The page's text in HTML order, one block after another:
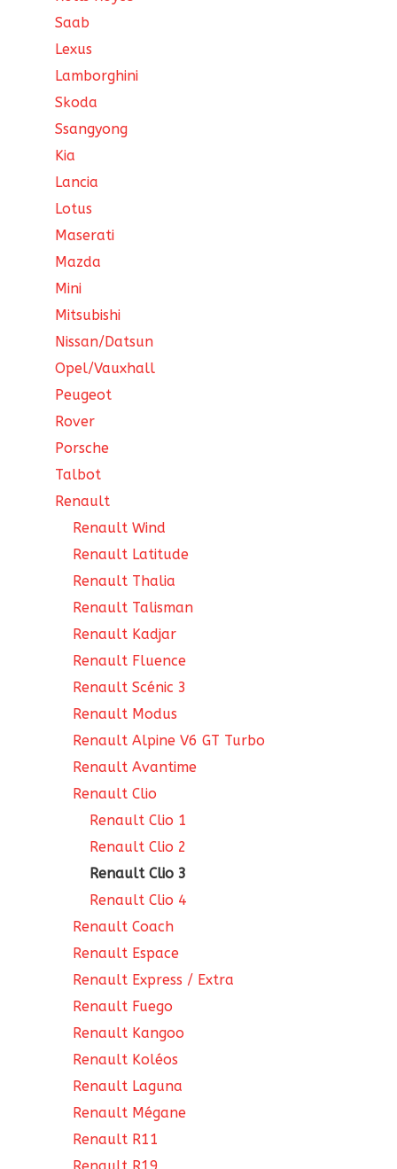
Saab
Lexus
Lamborghini
Skoda
Ssangyong
Kia
Lancia
Lotus
Maserati
Mazda
Mini
Mitsubishi
Nissan/Datsun
Opel/Vauxhall
Peugeot
Rover
Porsche
Talbot
Renault
Renault Wind
Renault Latitude
Renault Thalia
Renault Talisman
Renault Kadjar
Renault Fluence
Renault Scénic 3
Renault Modus
Renault Alpine V6 GT Turbo
Renault Avantime
Renault Clio
Renault Clio 1
Renault Clio 2
Renault Clio 3
Renault Clio 4
Renault Coach
Renault Espace
Renault Express / Extra
Renault Fuego
Renault Kangoo
Renault Koléos
Renault Laguna
Renault Mégane
Renault R11